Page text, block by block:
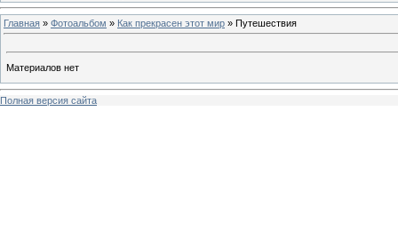
Главная » Фотоальбом » Как прекрасен этот мир » Путешествия
Материалов нет
Полная версия сайта